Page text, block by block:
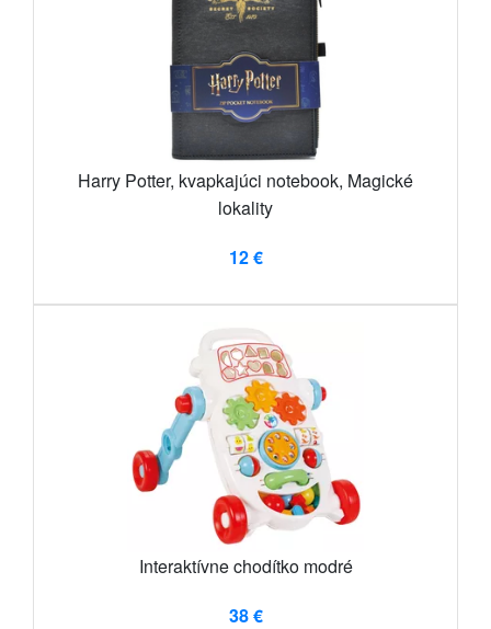
Harry Potter, kvapkajúci notebook, Magické
lokality
12 €
Interaktívne chodítko modré
38 €